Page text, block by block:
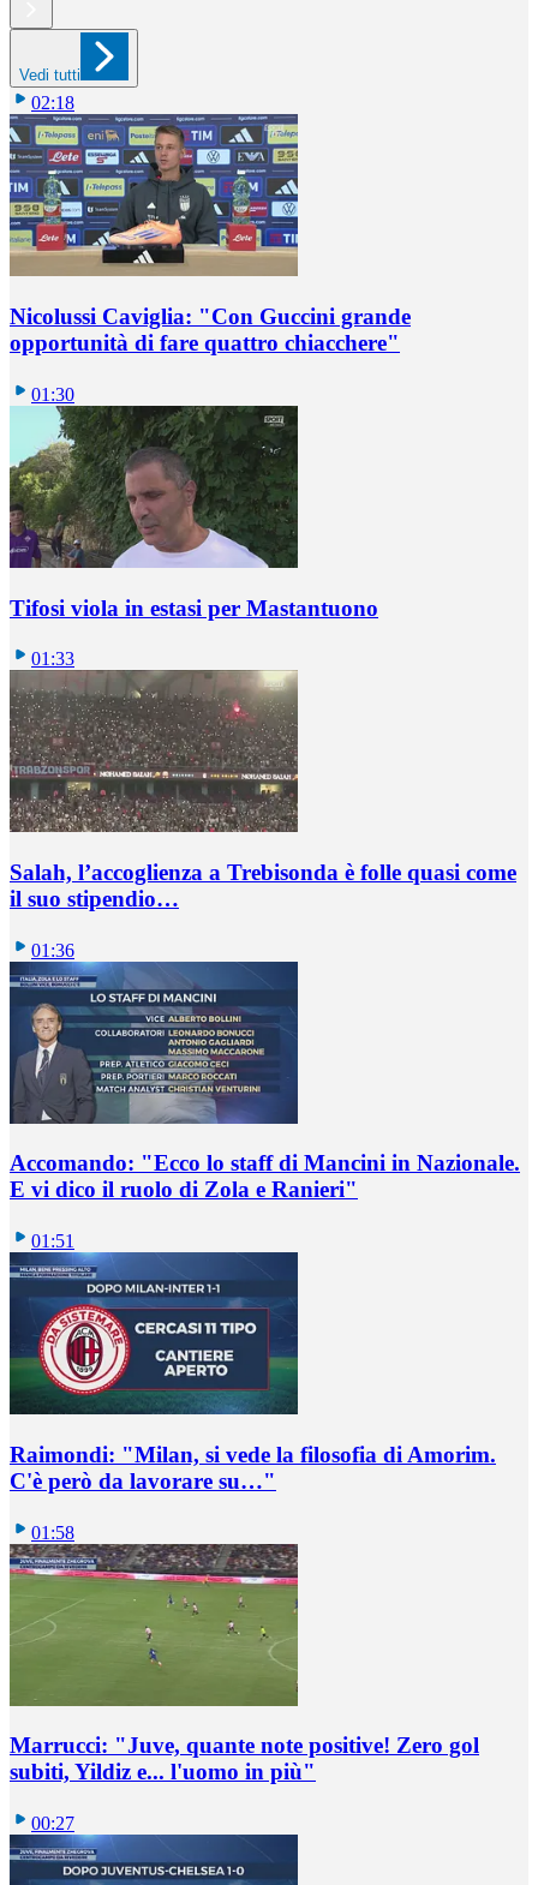
Vedi tutti
02:18
Nicolussi Caviglia: "Con Guccini grande
opportunità di fare quattro chiacchere"
01:30
Tifosi viola in estasi per Mastantuono
01:33
Salah, l’accoglienza a Trebisonda è folle quasi come
il suo stipendio…
01:36
Accomando: "Ecco lo staff di Mancini in Nazionale.
E vi dico il ruolo di Zola e Ranieri"
01:51
Raimondi: "Milan, si vede la filosofia di Amorim.
C'è però da lavorare su…"
01:58
Marrucci: "Juve, quante note positive! Zero gol
subiti, Yildiz e... l'uomo in più"
00:27